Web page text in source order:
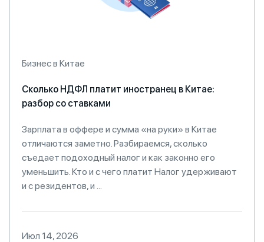
Бизнес в Китае
Сколько НДФЛ платит иностранец в Китае:
разбор со ставками
Зарплата в оффере и сумма «на руки» в Китае
отличаются заметно. Разбираемся, сколько
съедает подоходный налог и как законно его
уменьшить. Кто и с чего платит Налог удерживают
и с резидентов, и ...
Июл 14, 2026